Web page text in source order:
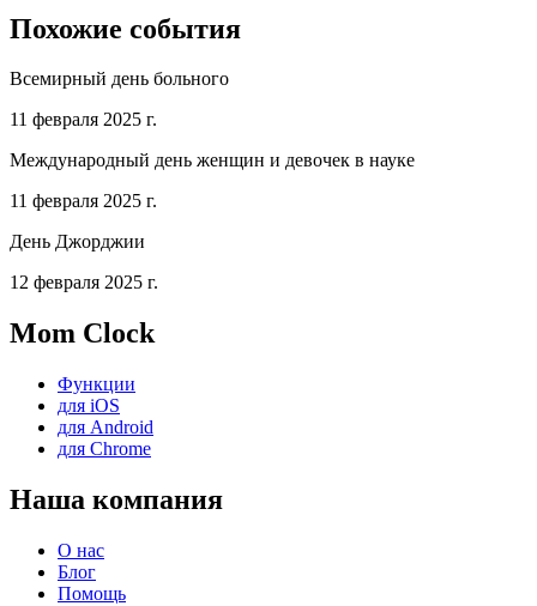
Похожие события
Всемирный день больного
11 февраля 2025 г.
Международный день женщин и девочек в науке
11 февраля 2025 г.
День Джорджии
12 февраля 2025 г.
Mom Clock
Функции
для iOS
для Android
для Chrome
Наша компания
О нас
Блог
Помощь